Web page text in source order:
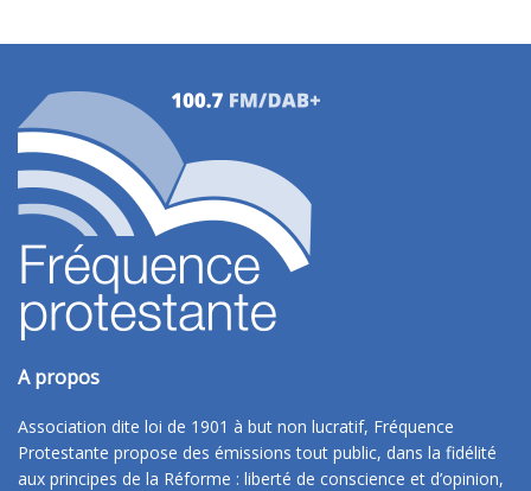
A propos
Association dite loi de 1901 à but non lucratif, Fréquence
Protestante propose des émissions tout public, dans la fidélité
aux principes de la Réforme : liberté de conscience et d’opinion,